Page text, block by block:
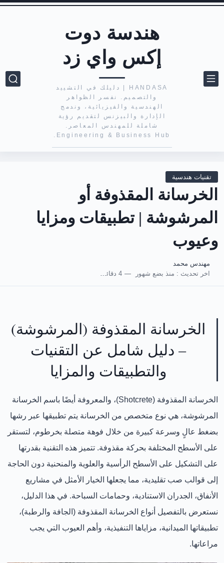
هندسة دوت
إكس واي زد
HANDASA | دليلك في التشييد
والتصميم. نفسر الظواهر
الهندسية والفيزيائية، وندمج
الإدارة والبيزنس لتقديم رؤية
شاملة للمهندس المعاصر.
Engineering & Business Hub.
تقنيات هندسية
الخرسانة المقذوفة أو
المرشوشة | تطبيقات ومزايا
وعيوب
مهندس محمد
اخر تحديث : منذ بضع شهور 4 دقائق للقراءة
الخرسانة المقذوفة (المرشوشة)
– دليل شامل عن التقنيات
والتطبيقات والمزايا
الخرسانة المقذوفة (Shotcrete) ، والمعروفة أيضًا باسم
الخرسانة
المرشوشة، هي نوع متخصص من الخرسانة يتم تطبيقها عبر رشها
بضغط عالٍ وسرعة كبيرة من خلال فوهة متصلة بخرطوم، لتستقر
على الأسطح المختلفة بحركة مقذوفة. تتميز هذه التقنية بقدرتها
على التشكيل على الأسطح الرأسية والعلوية والمنحنية دون الحاجة
إلى قوالب صب تقليدية، مما يجعلها الخيار الأمثل في مشاريع
الأنفاق، الجدران الاستنادية، وحمامات السباحة. في هذا الدليل،
نستعرض بالتفصيل أنواع الخرسانة المقذوفة (الجافة والرطبة)،
تطبيقاتها الميدانية، مزاياها التنفيذية، وأهم العيوب التي يجب
مراعاتها.